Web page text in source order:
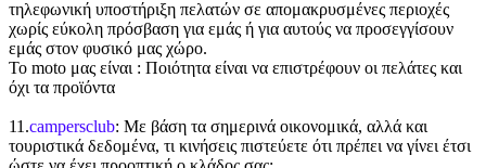
τηλεφωνική υποστήριξη πελατών σε απομακρυσμένες περιοχές
χωρίς εύκολη πρόσβαση για εμάς ή για αυτούς να προσεγγίσουν
εμάς στον φυσικό μας χώρο.
Το moto μας είναι : Ποιότητα είναι να επιστρέφουν οι πελάτες και
όχι τα προϊόντα
11.campersclub: Με βάση τα σημερινά οικονομικά, αλλά και
τουριστικά δεδομένα, τι κινήσεις πιστεύετε ότι πρέπει να γίνει έτσι